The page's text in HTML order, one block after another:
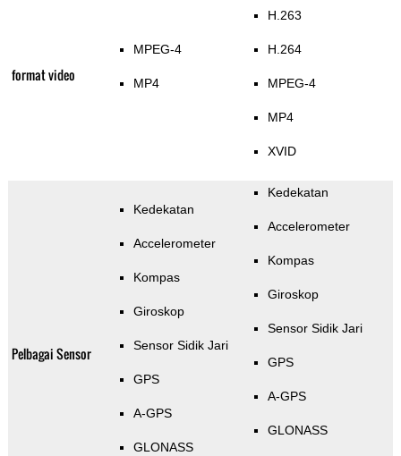
format video
MPEG-4
MP4
H.263
H.264
MPEG-4
MP4
XVID
Pelbagai Sensor
Kedekatan
Accelerometer
Kompas
Giroskop
Sensor Sidik Jari
GPS
A-GPS
GLONASS
Kedekatan
Accelerometer
Kompas
Giroskop
Sensor Sidik Jari
GPS
A-GPS
GLONASS